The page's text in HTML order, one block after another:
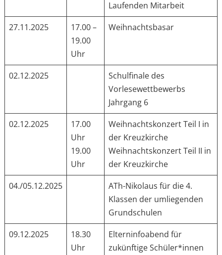
Laufenden Mitarbeit
27.11.2025
17.00 –
19.00
Uhr
Weihnachtsbasar
02.12.2025
Schulfinale des
Vorlesewettbewerbs
Jahrgang 6
02.12.2025
17.00
Uhr
19.00
Uhr
Weihnachtskonzert Teil I in
der Kreuzkirche
Weihnachtskonzert Teil II in
der Kreuzkirche
04./05.12.2025
ATh-Nikolaus für die 4.
Klassen der umliegenden
Grundschulen
09.12.2025
18.30
Uhr
Elterninfoabend für
zukünftige Schüler*innen